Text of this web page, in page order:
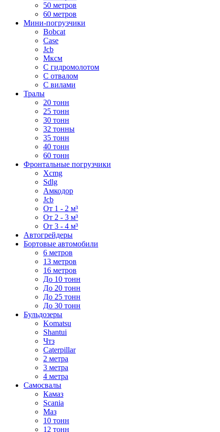
50 метров
60 метров
Мини-погрузчики
Bobcat
Case
Jcb
Мксм
С гидромолотом
С отвалом
С вилами
Тралы
20 тонн
25 тонн
30 тонн
32 тонны
35 тонн
40 тонн
60 тонн
Фронтальные погрузчики
Xcmg
Sdlg
Амкодор
Jcb
От 1 - 2 м³
От 2 - 3 м³
От 3 - 4 м³
Автогрейдеры
Бортовые автомобили
6 метров
13 метров
16 метров
До 10 тонн
До 20 тонн
До 25 тонн
До 30 тонн
Бульдозеры
Komatsu
Shantui
Чтз
Caterpillar
2 метра
3 метра
4 метра
Самосвалы
Камаз
Scania
Маз
10 тонн
12 тонн